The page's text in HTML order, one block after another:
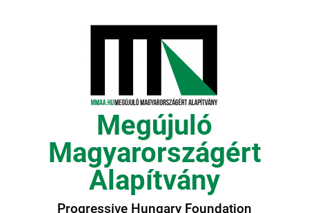
Megújuló
Magyarországért
Alapítvány
Progressive Hungary Foundation